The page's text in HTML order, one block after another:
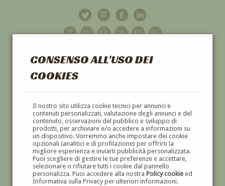
CONSENSO ALL'USO DEI
COOKIES
Il nostro sito utilizza cookie tecnici per annunci e
contenuti personalizzati, valutazione degli annunci e del
contenuto, osservazioni del pubblico e sviluppo di
prodotti, per archiviare e/o accedere a informazioni su
un dispositivo. Vorremmo anche impostare dei cookie
opzionali (analitici e di profilazione) per offrirti la
migliore esperienza e inviarti pubblicità personalizzata.
Puoi scegliere di gestire le tue preferenze e accettare,
selezionare o rifiutare tutti i cookie dal pannello
personalizza. Puoi accedere alla nostra Policy cookieed
Informativa sulla Privacy per ulteriori informazioni.
GALLERIAD'ARTE
DIPINTI E SCULTURE '800 E '900